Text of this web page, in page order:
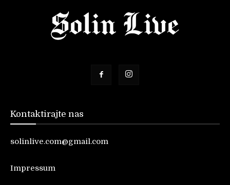
Kontaktirajte nas
solinlive.com@gmail.com
Impressum